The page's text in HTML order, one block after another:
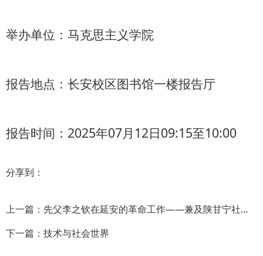
举办单位：马克思主义学院
报告地点：长安校区图书馆一楼报告厅
报告时间：2025年07月12日09:15至10:00
分享到：
上一篇： 先父李之钦在延安的革命工作——兼及陕甘宁社会教育的历史分期
下一篇： 技术与社会世界